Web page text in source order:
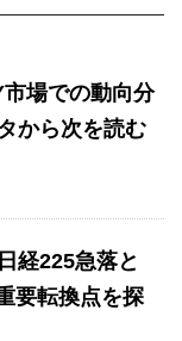
場での動向分
から次を読む
経225急落と
要転換点を探